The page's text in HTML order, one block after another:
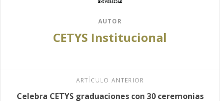
AUTOR
CETYS Institucional
ARTÍCULO ANTERIOR
Celebra CETYS graduaciones con 30 ceremonias